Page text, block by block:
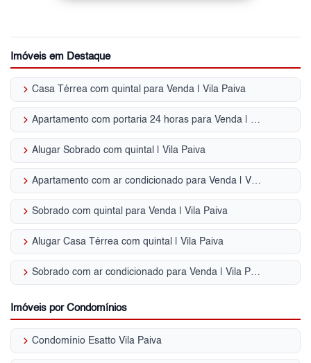
Imóveis em Destaque
keyboard_arrow_right Casa Térrea com quintal para Venda | Vila Paiva
keyboard_arrow_right Apartamento com portaria 24 horas para Venda | Vila Paiva
keyboard_arrow_right Alugar Sobrado com quintal | Vila Paiva
keyboard_arrow_right Apartamento com ar condicionado para Venda | Vila Paiva
keyboard_arrow_right Sobrado com quintal para Venda | Vila Paiva
keyboard_arrow_right Alugar Casa Térrea com quintal | Vila Paiva
keyboard_arrow_right Sobrado com ar condicionado para Venda | Vila Paiva
Imóveis por Condomínios
keyboard_arrow_right Condomínio Esatto Vila Paiva